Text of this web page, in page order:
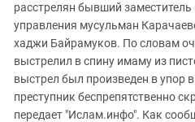
расстрелян бывший
управления мусульман
хаджи Байрамуков. По словам
выстрелил в спину имаму из
выстрел был произведен в упор в
преступник беспрепятственно
передает "Ислам.инфо". Как